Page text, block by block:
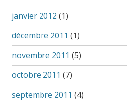
janvier 2012 (1)
décembre 2011 (1)
novembre 2011 (5)
octobre 2011 (7)
septembre 2011 (4)